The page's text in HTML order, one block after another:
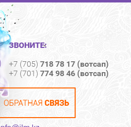
ЗВОНИТЕ:
+7 (705) 718 78 17 (вотсап)
+7 (701) 774 98 46 (вотсап)